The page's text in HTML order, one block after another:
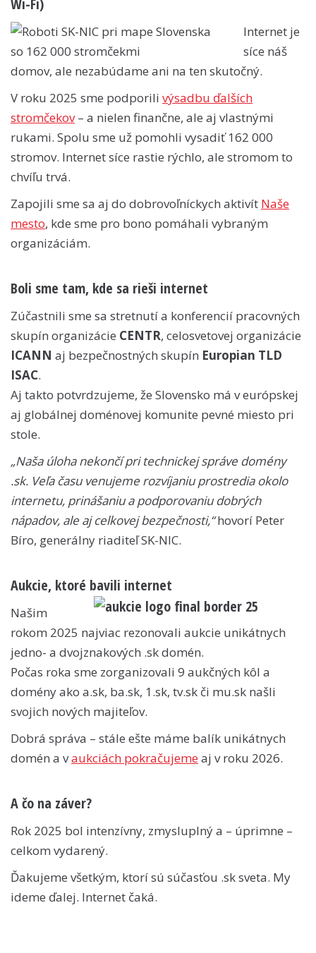
Wi-Fi)
Internet je
síce náš
domov, ale nezabúdame ani na ten skutočný.
V roku 2025 sme podporili výsadbu ďalších
stromčekov– a nielen finančne, ale aj vlastnými
rukami. Spolu sme už pomohli vysadiť 162 000
stromov. Internet síce rastie rýchlo, ale stromom to
chvíľu trvá.
Zapojili sme sa aj do dobrovoľníckych aktivít Naše
mesto, kde sme pro bono pomáhali vybraným
organizáciám.
Boli sme tam, kde sa rieši internet
Zúčastnili sme sa stretnutí a konferencií pracovných
skupín organizácie CENTR, celosvetovej organizácie
ICANN aj bezpečnostných skupín Europian TLD
ISAC.
Aj takto potvrdzujeme, že Slovensko má v európskej
aj globálnej doménovej komunite pevné miesto pri
stole.
„Naša úloha nekončí pri technickej správe domény
.sk. Veľa času venujeme rozvíjaniu prostredia okolo
internetu, prinášaniu a podporovaniu dobrých
nápadov, ale aj celkovej bezpečnosti,“hovorí Peter
Bíro, generálny riaditeľ SK-NIC.
Aukcie, ktoré bavili internet
Našim
rokom 2025 najviac rezonovali aukcie unikátnych
jedno- a dvojznakových .sk domén.
Počas roka sme zorganizovali 9 aukčných kôl a
domény ako a.sk, ba.sk, 1.sk, tv.sk či mu.sk našli
svojich nových majiteľov.
Dobrá správa – stále ešte máme balík unikátnych
domén a vaukciách pokračujemeaj v roku 2026.
A čo na záver?
Rok 2025 bol intenzívny, zmysluplný a – úprimne –
celkom vydarený.
Ďakujeme všetkým, ktorí sú súčasťou .sk sveta. My
ideme ďalej. Internet čaká.